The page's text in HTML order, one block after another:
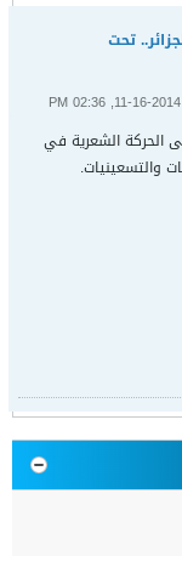
تحت
11-16-2014, 02:36 PM
حلقة 13/11/2014 الضوء على الحركة الشعرية في
والتسعينيات.